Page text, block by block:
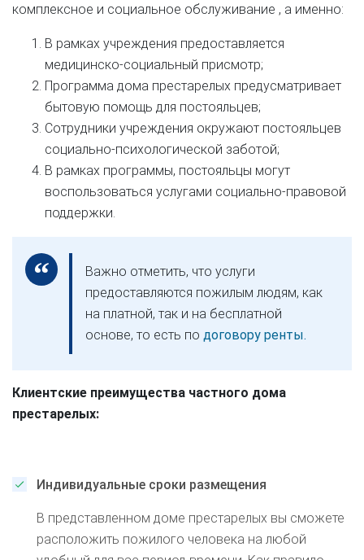
комплексное и социальное обслуживание , а именно:
В рамках учреждения предоставляется
медицинско-социальный присмотр;
Программа дома престарелых предусматривает
бытовую помощь для постояльцев;
Сотрудники учреждения окружают постояльцев
социально-психологической заботой;
В рамках программы, постояльцы могут
воспользоваться услугами социально-правовой
поддержки.
Важно отметить, что услуги
предоставляются пожилым людям, как
на платной, так и на бесплатной
основе, то есть по договору ренты.
Клиентские преимущества частного дома
престарелых:
Индивидуальные сроки размещения
В представленном доме престарелых вы сможете
расположить пожилого человека на любой